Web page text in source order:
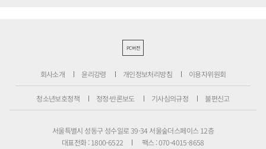
PC버전
회사소개 윤리강령 개인정보처리방침 이용자위원회
청소년보호정책 정정·반론보도 기사심의규정 불편신고
서울특별시 성동구 성수일로 39-34 서울숲더스페이스 12층
대표전화 : 1800-6522
팩스 : 070-4015-8658